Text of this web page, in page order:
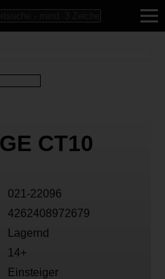
CT10
021-22096
4262408972679
Lagernd
14+
Einsteiger